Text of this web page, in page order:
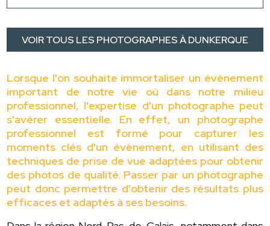
VOIR TOUS LES PHOTOGRAPHES À DUNKERQUE
Lorsque l'on souhaite immortaliser un évènement
important de notre vie où dans notre milieu
professionnel, l'expertise d'un photographe peut
s'avérer essentielle. En effet, un photographe
professionnel est formé pour capturer les
moments clés d'un évènement, en utilisant des
techniques de prise de vue adaptées pour obtenir
des photos de qualité. Passer par un photographe
peut donc permettre d'obtenir des résultats plus
efficaces et adaptés à ses besoins.